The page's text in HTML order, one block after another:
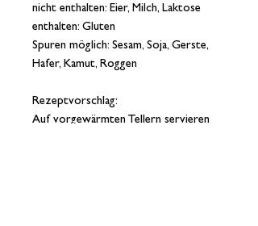
nicht enthalten: Eier, Milch, Laktose
enthalten: Gluten
Spuren möglich: Sesam, Soja, Gerste,
Hafer, Kamut, Roggen
Rezeptvorschlag:
Auf vorgewärmten Tellern servieren